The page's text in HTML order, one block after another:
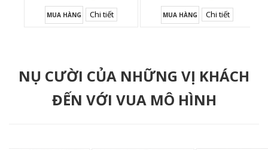
MUA HÀNG Chi tiết MUA HÀNG Chi tiết
NỤ CƯỜI CỦA NHỮNG VỊ KHÁCH
ĐẾN VỚI VUA MÔ HÌNH